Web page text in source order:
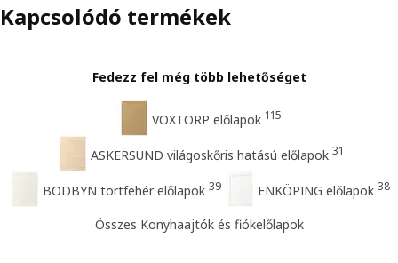
Kapcsolódó termékek
Fedezz fel még több lehetőséget
VOXTORP előlapok 115
ASKERSUND világoskőris hatású előlapok 31
BODBYN törtfehér előlapok 39 ENKÖPING előlapok 38
Összes Konyhaajtók és fiókelőlapok